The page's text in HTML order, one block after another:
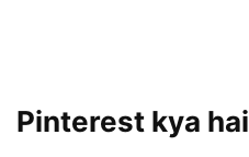
Pinterest kya hai